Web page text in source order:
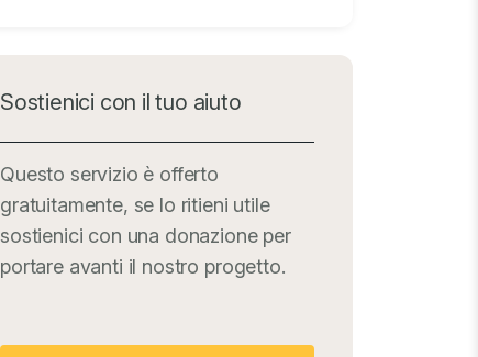
Sostienici con il tuo aiuto
Questo servizio è offerto
gratuitamente, se lo ritieni utile
sostienici con una donazione per
portare avanti il nostro progetto.